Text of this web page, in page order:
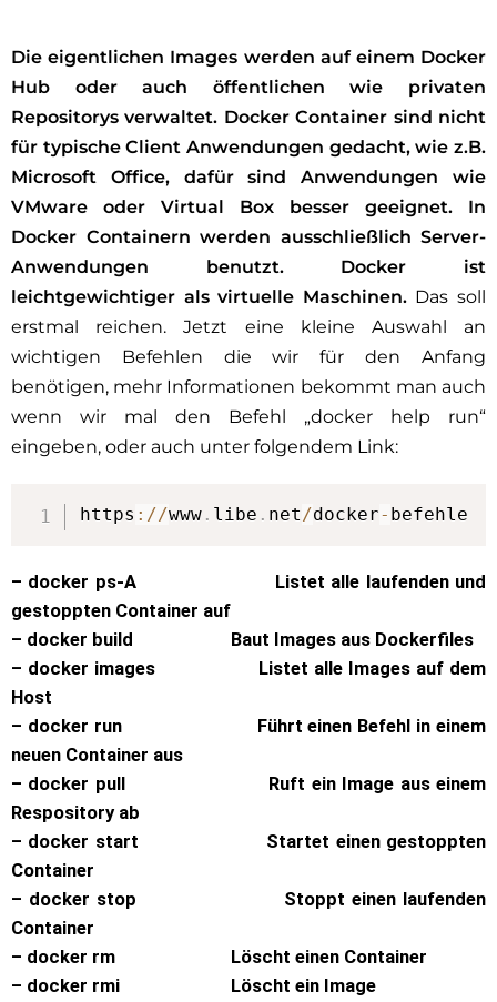
Die eigentlichen Images werden auf einem Docker
Hub oder auch öffentlichen wie privaten
Repositorys verwaltet. Docker Container sind nicht
für typische Client Anwendungen gedacht, wie z.B.
Microsoft Office, dafür sind Anwendungen wie
VMware oder Virtual Box besser geeignet. In
Docker Containern werden ausschließlich Server-
Anwendungen benutzt. Docker ist
leichtgewichtiger als virtuelle Maschinen.Das soll
erstmal reichen. Jetzt eine kleine Auswahl an
wichtigen Befehlen die wir für den Anfang
benötigen, mehr Informationen bekommt man auch
wenn wir mal den Befehl „docker help run“
eingeben, oder auch unter folgendem Link:
https : //www . libe . net/docker- befehle
– docker ps-A Listet alle laufenden und
gestoppten Container auf
– docker build Baut Images aus Dockerfiles
– docker images Listet alle Images auf dem
Host
– docker run Führt einen Befehl in einem
neuen Container aus
– docker pull Ruft ein Image aus einem
Respository ab
– docker start Startet einen gestoppten
Container
– docker stop Stoppt einen laufenden
Container
– docker rm Löscht einen Container
– docker rmi Löscht ein Image